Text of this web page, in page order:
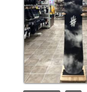
在庫店舗
TYPE